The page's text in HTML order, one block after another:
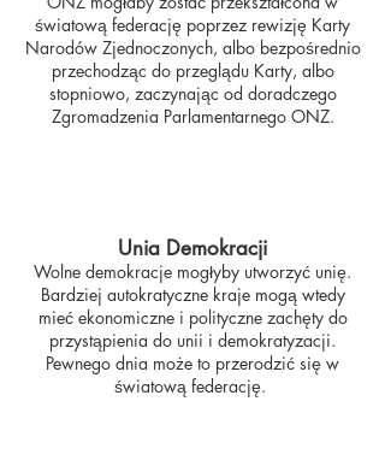
światową federację poprzez rewizję Karty
Narodów Zjednoczonych, albo bezpośrednio
przechodząc do przeglądu Karty, albo
stopniowo, zaczynając od doradczego
Zgromadzenia Parlamentarnego ONZ.
Unia Demokracji
Wolne demokracje mogłyby utworzyć unię.
Bardziej autokratyczne kraje mogą wtedy
mieć ekonomiczne i polityczne zachęty do
przystąpienia do unii i demokratyzacji.
Pewnego dnia może to przerodzić się w
światową federację.